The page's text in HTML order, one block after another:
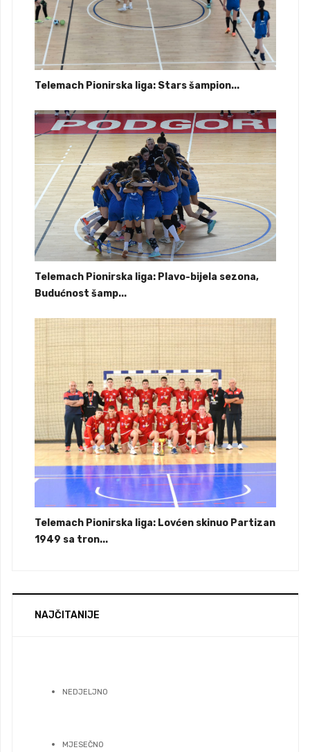
Telemach Pionirska liga: Stars šampion...
Telemach Pionirska liga: Plavo-bijela sezona,
Budućnost šamp...
Telemach Pionirska liga: Lovćen skinuo Partizan
1949 sa tron...
NAJČITANIJE
NEDJELJNO
MJESEČNO